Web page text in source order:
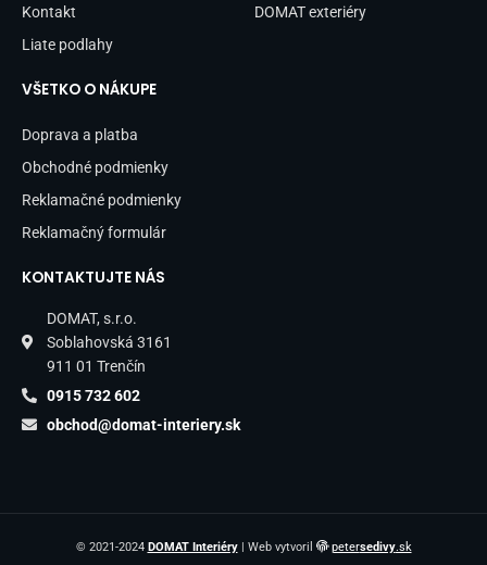
Kontakt
Liate podlahy
DOMAT exteriéry
VŠETKO O NÁKUPE
Doprava a platba
Obchodné podmienky
Reklamačné podmienky
Reklamačný formulár
KONTAKTUJTE NÁS
DOMAT, s.r.o.
Soblahovská 3161
911 01 Trenčín
0915 732 602
obchod@domat-interiery.sk
© 2021-2024 DOMAT Interiéry| Web vytvoril petersedivy.sk